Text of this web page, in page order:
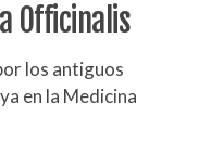
Officinalis
los antiguos
en la Medicina